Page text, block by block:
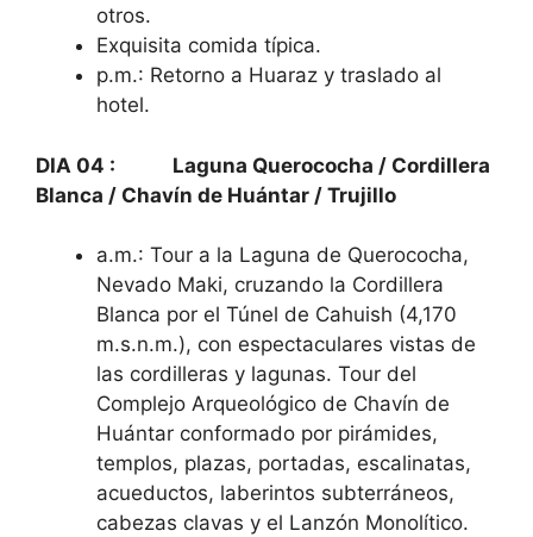
otros.
Exquisita comida típica.
p.m.: Retorno a Huaraz y traslado al
hotel.
DIA 04 : Laguna Querococha / Cordillera
Blanca / Chavín de Huántar / Trujillo
a.m.: Tour a la Laguna de Querococha,
Nevado Maki, cruzando la Cordillera
Blanca por el Túnel de Cahuish (4,170
m.s.n.m.), con espectaculares vistas de
las cordilleras y lagunas. Tour del
Complejo Arqueológico de Chavín de
Huántar conformado por pirámides,
templos, plazas, portadas, escalinatas,
acueductos, laberintos subterráneos,
cabezas clavas y el Lanzón Monolítico.